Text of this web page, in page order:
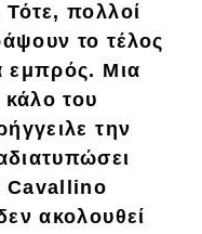
πολλοί
το τέλος
εμπρός. Μια
του
την
Cavallino
ακολουθεί